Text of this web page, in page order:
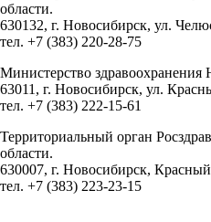
области.
630132, г. Новосибирск, ул.
тел. +7 (383) 220-28-75
Министерство здравоохранения
63011, г. Новосибирск, ул.
тел. +7 (383) 222-15-61
Территориальный орган
области.
630007, г. Новосибирск, Красный
тел. +7 (383) 223-23-15